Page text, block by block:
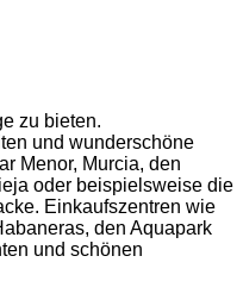
zu bieten.
und wunderschöne
Menor, Murcia, den
oder beispielsweise die
Einkaufszentren wie
den Aquapark
und schönen